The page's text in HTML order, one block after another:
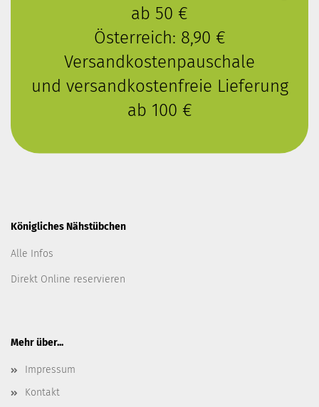
ab 50 €
Österreich: 8,90 €
Versandkostenpauschale
und versandkostenfreie Lieferung
ab 100 €
Königliches Nähstübchen
Alle Infos
Direkt Online reservieren
Mehr über...
Impressum
Kontakt